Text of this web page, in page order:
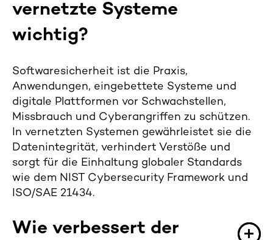
vernetzte Systeme
wichtig?
Softwaresicherheit ist die Praxis,
Anwendungen, eingebettete Systeme und
digitale Plattformen vor Schwachstellen,
Missbrauch und Cyberangriffen zu schützen.
In vernetzten Systemen gewährleistet sie die
Datenintegrität, verhindert Verstöße und
sorgt für die Einhaltung globaler Standards
wie dem NIST Cybersecurity Framework und
ISO/SAE 21434.
Wie verbessert der